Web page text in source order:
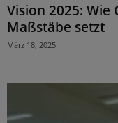
Vision 2025:
Maßstäbe setzt
März 18, 2025